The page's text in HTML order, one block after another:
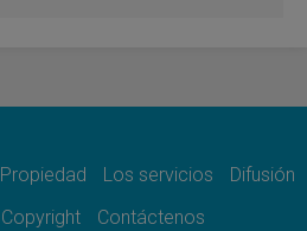
de León XIV será una buena
Los servicios
Difusión
Copyright Contáctenos